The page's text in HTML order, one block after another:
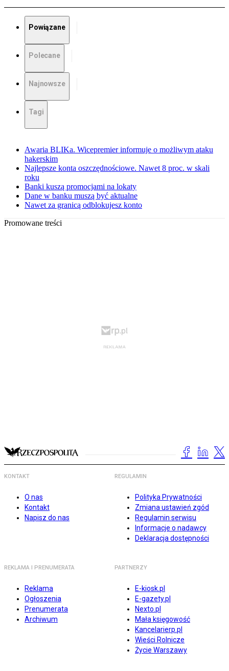
Powiązane
Polecane
Najnowsze
Tagi
Awaria BLIKa. Wicepremier informuje o możliwym ataku
hakerskim
Najlepsze konta oszczędnościowe. Nawet 8 proc. w skali
roku
Banki kuszą promocjami na lokaty
Dane w banku muszą być aktualne
Nawet za granicą odblokujesz konto
Promowane treści
KONTAKT
O nas
Kontakt
Napisz do nas
REGULAMIN
Polityka Prywatności
Zmiana ustawień zgód
Regulamin serwisu
Informacje o nadawcy
Deklaracja dostępności
REKLAMA I PRENUMERATA
Reklama
Ogłoszenia
Prenumerata
Archiwum
PARTNERZY
E-kiosk.pl
E-gazety.pl
Nexto.pl
Mała księgowość
Kancelarierp.pl
Wieści Rolnicze
Życie Warszawy